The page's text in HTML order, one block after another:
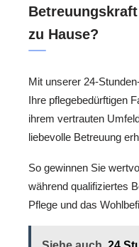
zu Hause?
Mit unserer 24-
Ihre pflegebedürftigen
ihrem vertrauten
liebevolle Betreuung
So gewinnen Sie
während qualifiziertes
Pflege und das